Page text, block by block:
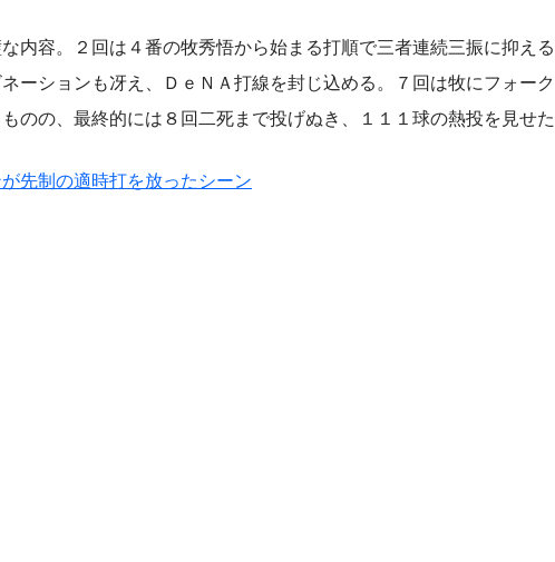
内容。２回は４番の牧秀悟から始まる打順で三者連続三振に抑え
ーションも冴え、ＤｅＮＡ打線を封じ込める。７回は牧にフォー
のの、最終的には８回二死まで投げぬき、１１１球の熱投を見せた
先制の適時打を放ったシーン